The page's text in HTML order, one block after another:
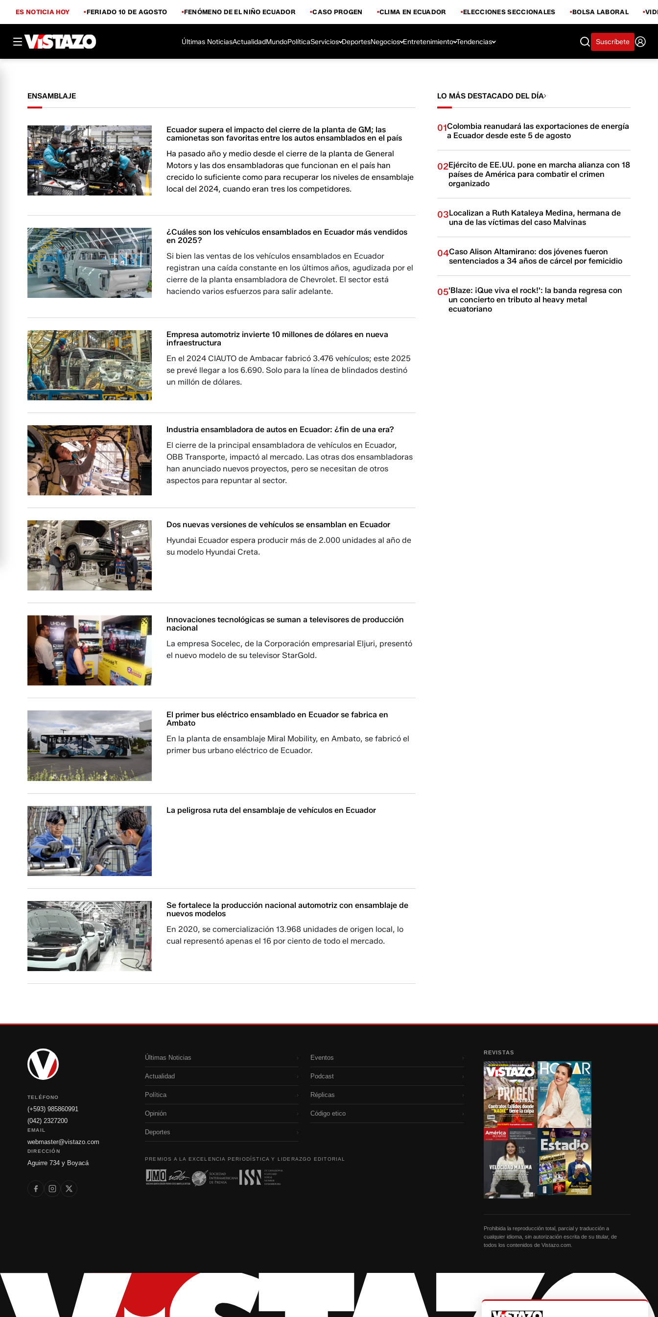
ES NOTICIA HOY FERIADO 10 DE AGOSTO FENÓMENO DE EL NIÑO ECUADOR CASO PROGEN CLIMA EN ECUADOR ELECCIONES SECCIONALES BOLSA LABORAL
Últimas NoticiasActualidadMundoPolíticaServicios DeportesNegocios Entretenimiento Tendencias Suscríbete
ENSAMBLAJE
Ecuador supera el impacto del cierre de la planta de GM; las
camionetas son favoritas entre los autos ensamblados en el país
Ha pasado año y medio desde el cierre de la planta de General
Motors y las dos ensambladoras que funcionan en el país han
crecido lo suficiente como para recuperar los niveles de ensamblaje
local del 2024, cuando eran tres los competidores.
¿Cuáles son los vehículos ensamblados en Ecuador más vendidos
en 2025?
Si bien las ventas de los vehículos ensamblados en Ecuador
registran una caída constante en los últimos años, agudizada por el
cierre de la planta ensambladora de Chevrolet. El sector está
haciendo varios esfuerzos para salir adelante.
Empresa automotriz invierte 10 millones de dólares en nueva
infraestructura
En el 2024 CIAUTO de Ambacar fabricó 3.476 vehículos; este 2025
se prevé llegar a los 6.690. Solo para la línea de blindados destinó
un millón de dólares.
Industria ensambladora de autos en Ecuador: ¿fin de una era?
El cierre de la principal ensambladora de vehículos en Ecuador,
OBB Transporte, impactó al mercado. Las otras dos ensambladoras
han anunciado nuevos proyectos, pero se necesitan de otros
aspectos para repuntar al sector.
Dos nuevas versiones de vehículos se ensamblan en Ecuador
Hyundai Ecuador espera producir más de 2.000 unidades al año de
su modelo Hyundai Creta.
Innovaciones tecnológicas se suman a televisores de producción
nacional
La empresa Socelec, de la Corporación empresarial Eljuri, presentó
el nuevo modelo de su televisor StarGold.
El primer bus eléctrico ensamblado en Ecuador se fabrica en
Ambato
En la planta de ensamblaje Miral Mobility, en Ambato, se fabricó el
primer bus urbano eléctrico de Ecuador.
La peligrosa ruta del ensamblaje de vehículos en Ecuador
Se fortalece la producción nacional automotriz con ensamblaje de
nuevos modelos
En 2020, se comercialización 13.968 unidades de origen local, lo
cual representó apenas el 16 por ciento de todo el mercado.
LO MÁS DESTACADO DEL DÍA
01Colombia reanudará las exportaciones de energía
a Ecuador desde este 5 de agosto
02Ejército de EE.UU. pone en marcha alianza con 18
países de América para combatir el crimen
organizado
03Localizan a Ruth Kataleya Medina, hermana de
una de las víctimas del caso Malvinas
04Caso Alison Altamirano: dos jóvenes fueron
sentenciados a 34 años de cárcel por femicidio
05'Blaze: ¡Que viva el rock!': la banda regresa con
un concierto en tributo al heavy metal
ecuatoriano
TELÉFONO
(+593) 985860991
(042) 2327200
EMAIL
webmaster@vistazo.com
DIRECCIÓN
Aguirre 734 y Boyacá
Últimas Noticias ›
Actualidad ›
Política ›
Opinión ›
Deportes ›
Eventos ›
Podcast ›
Réplicas ›
Código etico ›
PREMIOS A LA EXCELENCIA PERIODÍSTICA Y LIDERAZGO EDITORIAL
REVISTAS
Prohibida la reproducción total, parcial y traducción a
cualquier idioma, sin autorización escrita de su titular, de
todos los contenidos de Vistazo.com.